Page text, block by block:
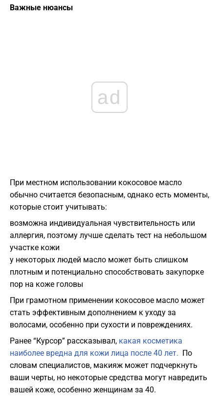
Важные нюансы
ad
При местном использовании кокосовое масло
обычно считается безопасным, однако есть моменты,
которые стоит учитывать:
возможна индивидуальная чувствительность или
аллергия, поэтому лучше сделать тест на небольшом
участке кожи
у некоторых людей масло может быть слишком
плотным и потенциально способствовать закупорке
пор на коже головы
При грамотном применении кокосовое масло может
стать эффективным дополнением к уходу за
волосами, особенно при сухости и повреждениях.
Ранее “Курсор” рассказывал, какая косметика
наиболее вредна для кожи лица после 40 лет. По
словам специалистов, макияж может подчеркнуть
ваши черты, но некоторые средства могут навредить
вашей коже, особенно женщинам за 40.